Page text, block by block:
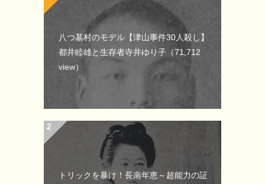
八つ墓村のモデル【津山事件30人殺し】
都井睦雄と生存者寺井ゆり子 （71,712
view）
トリックを暴け！長南年恵～超能力の証